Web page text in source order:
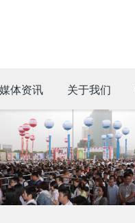
媒体资讯 关于我们